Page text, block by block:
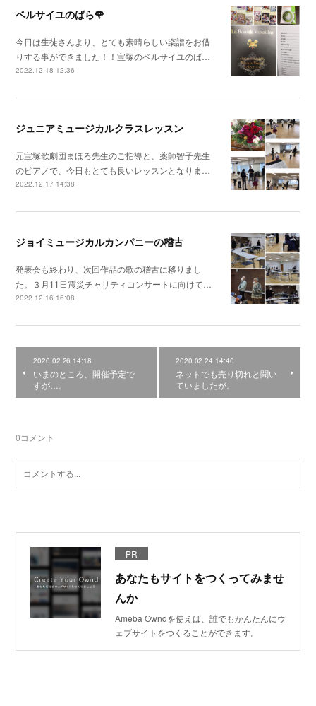
ベルサイユのばら🌹
今日は生徒さんより、とても素晴らしい楽譜をお借
りする事ができました！！宝塚のベルサイユのば…
2022.12.18 12:36
ジュニアミュージカルクラスレッスン
元宝塚歌劇団まほろ先生のご指導と、薬師智子先生
のピアノで、今日もとても良いレッスンとなりま…
2022.12.17 14:38
ジョイミュージカルカンパニーの稽古
発表会も終わり、次回作品の歌の稽古に移りまし
た。３月11日震災チャリティコンサートに向けて…
2022.12.16 16:08
2020.02.26 14:18
いまのところ、開催予定で
すが…。
2020.02.24 14:40
ネットでも売り切れと聞い
ていましたが。
0コメント
PR
あなたもサイトをつくってみませ
んか
Ameba Owndを使えば、誰でもかんたんにウ
ェブサイトをつくることができます。